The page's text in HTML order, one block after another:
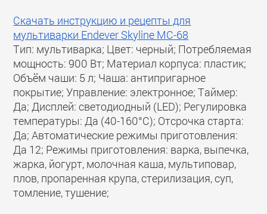
Скачать инструкцию и рецепты для
мультиварки Endever Skyline MC-68
Тип: мультиварка; Цвет: черный; Потребляемая
мощность: 900 Вт; Материал корпуса: пластик;
Объём чаши: 5 л; Чаша: антипригарное
покрытие; Управление: электронное; Таймер:
Да; Дисплей: светодиодный (LED); Регулировка
температуры: Да (40-160°С); Отсрочка старта:
Да; Автоматические режимы приготовления:
Да 12; Режимы приготовления: варка, выпечка,
жарка, йогурт, молочная каша, мультиповар,
плов, пропаренная крупа, стерилизация, суп,
томление, тушение;